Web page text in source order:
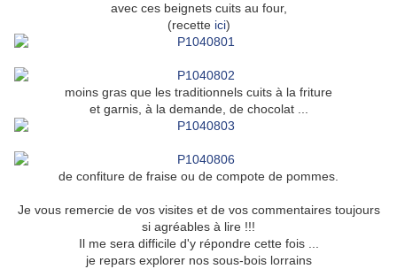
avec ces beignets cuits au four,
(recette ici)
moins gras que les traditionnels cuits à la friture
et garnis, à la demande, de chocolat ...
de confiture de fraise ou de compote de pommes.
Je vous remercie de vos visites et de vos commentaires toujours
si agréables à lire !!!
Il me sera difficile d'y répondre cette fois ...
je repars explorer nos sous-bois lorrains